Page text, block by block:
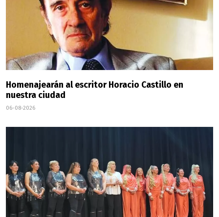
Homenajearán al escritor Horacio Castillo en
nuestra ciudad
06-08-2026